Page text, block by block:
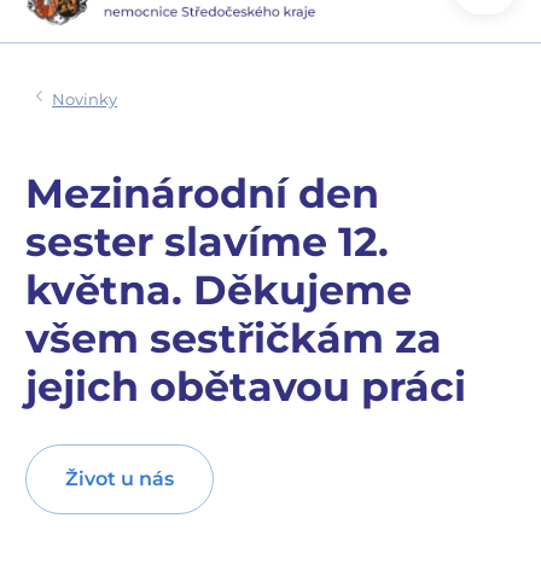
Novinky
Mezinárodní den
sester slavíme 12.
května. Děkujeme
všem sestřičkám za
jejich obětavou práci
Život u nás